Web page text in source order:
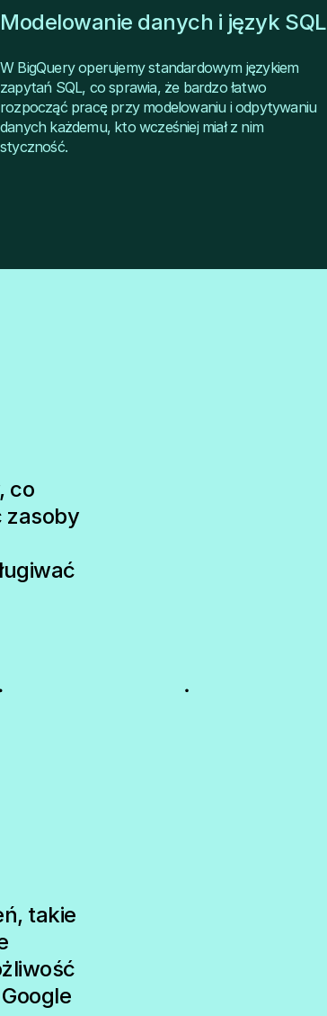
Modelowanie danych i język SQL
W BigQuery operujemy standardowym językiem
zapytań SQL, co sprawia, że bardzo łatwo
rozpocząć pracę przy modelowaniu i odpytywaniu
danych każdemu, kto wcześniej miał z nim
styczność.
co
zasoby
takie